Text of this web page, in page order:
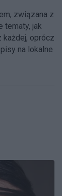
związana z
tematy, jak
każdej, oprócz
na lokalne